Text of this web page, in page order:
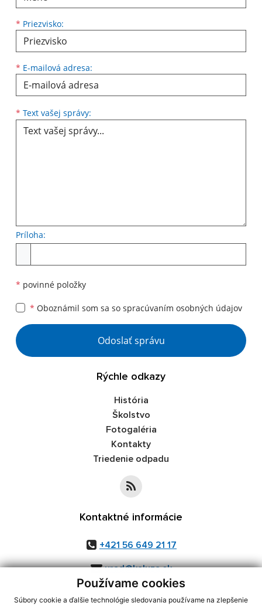
Používame cookies
Súbory cookie a ďalšie technológie sledovania používame na zlepšenie
* Priezvisko:
* E-mailová adresa:
* Text vašej správy:
Príloha:
* povinné položky
* Oboznámil som sa so spracúvaním osobných údajov
Google reCaptcha Response
Odoslať správu
Rýchle odkazy
História
Školstvo
Fotogaléria
Kontakty
Triedenie odpadu
Kontaktné informácie
+421 56 649 21 17
urad@kaluza.sk